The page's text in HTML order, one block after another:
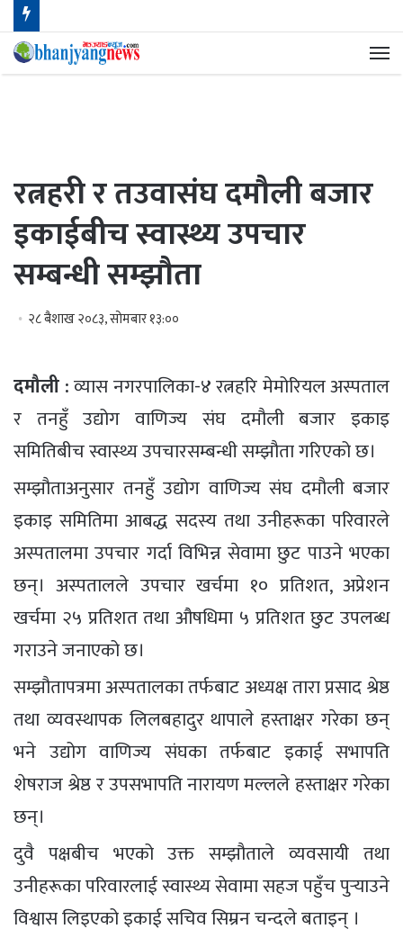
रत्नहरी र तउवासंघ दमौली बजार
इकाईबीच स्वास्थ्य उपचार
सम्बन्धी सम्झौता
२८ बैशाख २०८३, सोमबार १३:००
दमौली :व्यास नगरपालिका-४ रत्नहरि मेमोरियल अस्पताल
र तनहुँ उद्योग वाणिज्य संघ दमौली बजार इकाइ
समितिबीच स्वास्थ्य उपचारसम्बन्धी सम्झौता गरिएको छ।
सम्झौताअनुसार तनहुँ उद्योग वाणिज्य संघ दमौली बजार
इकाइ समितिमा आबद्ध सदस्य तथा उनीहरूका परिवारले
अस्पतालमा उपचार गर्दा विभिन्न सेवामा छुट पाउने भएका
छन्। अस्पतालले उपचार खर्चमा १० प्रतिशत, अप्रेशन
खर्चमा २५ प्रतिशत तथा औषधिमा ५ प्रतिशत छुट उपलब्ध
गराउने जनाएको छ।
सम्झौतापत्रमा अस्पतालका तर्फबाट अध्यक्ष तारा प्रसाद श्रेष्ठ
तथा व्यवस्थापक लिलबहादुर थापाले हस्ताक्षर गरेका छन्
भने उद्योग वाणिज्य संघका तर्फबाट इकाई सभापति
शेषराज श्रेष्ठ र उपसभापति नारायण मल्लले हस्ताक्षर गरेका
छन्।
दुवै पक्षबीच भएको उक्त सम्झौताले व्यवसायी तथा
उनीहरूका परिवारलाई स्वास्थ्य सेवामा सहज पहुँच पुर्‍याउने
विश्वास लिइएको इकाई सचिव सिम्रन चन्दले बताइन् ।